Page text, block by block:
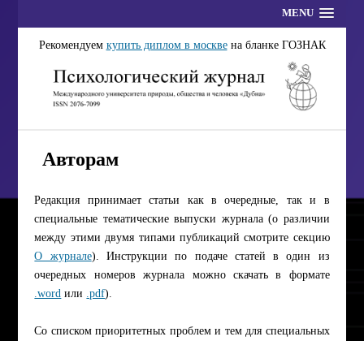
MENU
Рекомендуем купить диплом в москвена бланке ГОЗНАК
Авторам
Редакция принимает статьи как в очередные, так и в
специальные тематические выпуски журнала (о различии
между этими двумя типами публикаций смотрите секцию
О журнале). Инструкции по подаче статей в один из
очередных номеров журнала можно скачать в формате
.word или .pdf).
Со списком приоритетных проблем и тем для специальных